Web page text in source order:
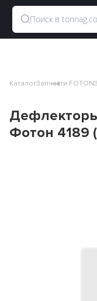
КаталогЗапчасти FOTON
Фотон 4189